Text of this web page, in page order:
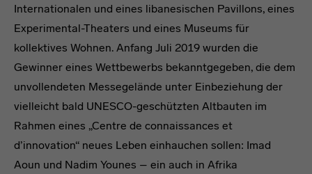
Internationalen und eines libanesischen Pavillons, eines
Experimental-Theaters und eines Museums für
kollektives Wohnen. Anfang Juli 2019 wurden die
Gewinner eines Wettbewerbs bekanntgegeben, die dem
unvollendeten Messegelände unter Einbeziehung der
vielleicht bald UNESCO-geschützten Altbauten im
Rahmen eines „Centre de connaissances et
d’innovation“ neues Leben einhauchen sollen: Imad
Aoun und Nadim Younes – ein auch in Afrika